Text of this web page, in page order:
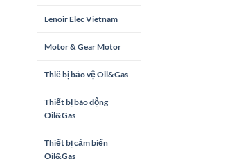
Lenoir Elec Vietnam
Motor & Gear Motor
Thiế bị bảo vệ Oil&Gas
Thiết bị báo động
Oil&Gas
Thiết bị cảm biến
Oil&Gas